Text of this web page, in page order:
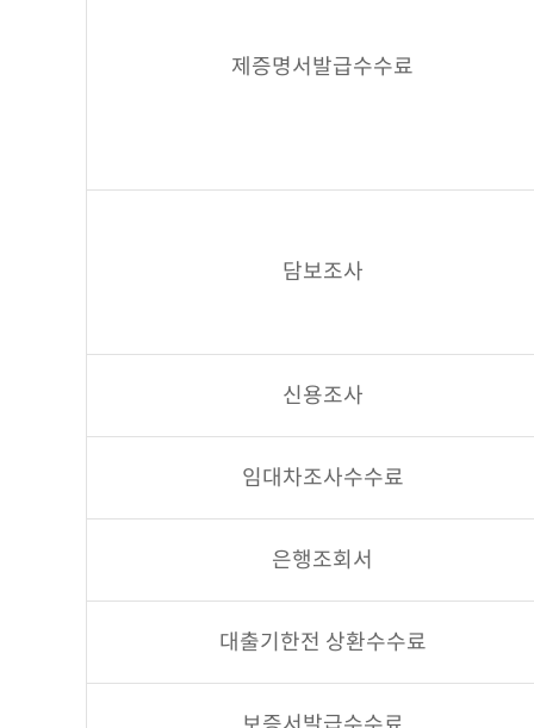
제증명서발급수수료
담보조사
신용조사
임대차조사수수료
은행조회서
대출기한전 상환수수료